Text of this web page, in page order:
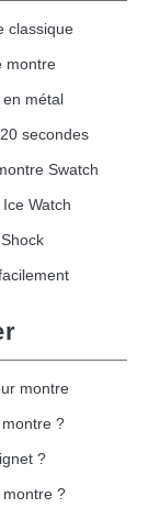
classique
montre
métal
secondes
Swatch
Watch
montre
?
?
?